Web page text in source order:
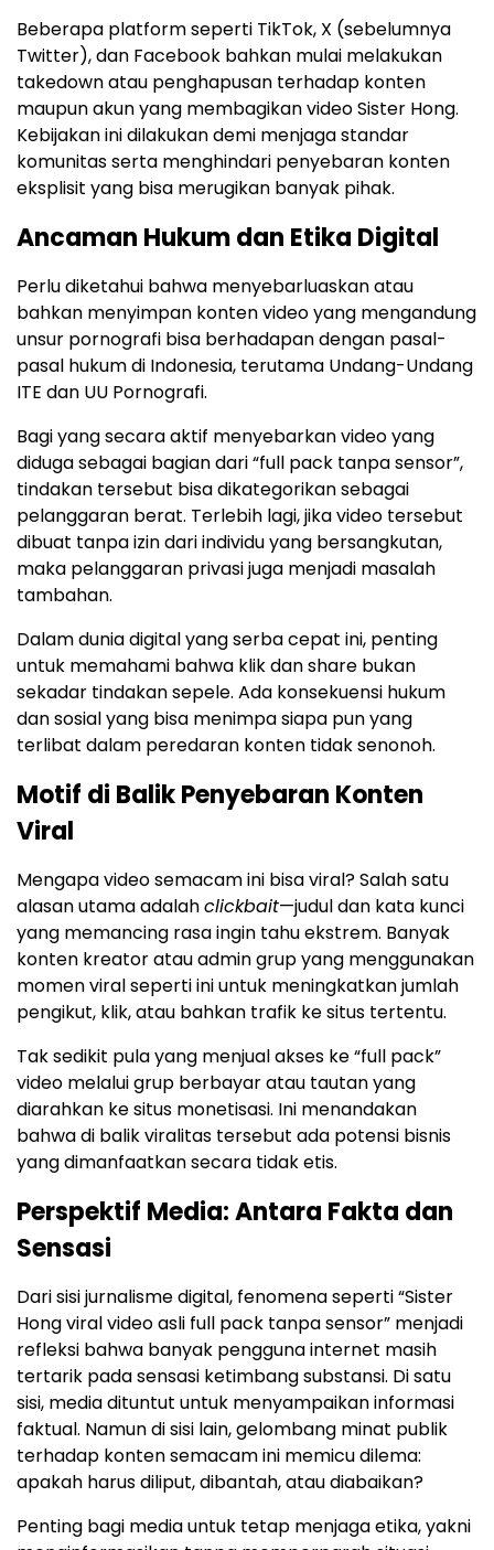
Beberapa platform seperti TikTok, X (sebelumnya
Twitter), dan Facebook bahkan mulai melakukan
takedown atau penghapusan terhadap konten
maupun akun yang membagikan video Sister Hong.
Kebijakan ini dilakukan demi menjaga standar
komunitas serta menghindari penyebaran konten
eksplisit yang bisa merugikan banyak pihak.
Ancaman Hukum dan Etika Digital
Perlu diketahui bahwa menyebarluaskan atau
bahkan menyimpan konten video yang mengandung
unsur pornografi bisa berhadapan dengan pasal-
pasal hukum di Indonesia, terutama Undang-Undang
ITE dan UU Pornografi.
Bagi yang secara aktif menyebarkan video yang
diduga sebagai bagian dari “full pack tanpa sensor”,
tindakan tersebut bisa dikategorikan sebagai
pelanggaran berat. Terlebih lagi, jika video tersebut
dibuat tanpa izin dari individu yang bersangkutan,
maka pelanggaran privasi juga menjadi masalah
tambahan.
Dalam dunia digital yang serba cepat ini, penting
untuk memahami bahwa klik dan share bukan
sekadar tindakan sepele. Ada konsekuensi hukum
dan sosial yang bisa menimpa siapa pun yang
terlibat dalam peredaran konten tidak senonoh.
Motif di Balik Penyebaran Konten
Viral
Mengapa video semacam ini bisa viral? Salah satu
alasan utama adalahclickbait—judul dan kata kunci
yang memancing rasa ingin tahu ekstrem. Banyak
konten kreator atau admin grup yang menggunakan
momen viral seperti ini untuk meningkatkan jumlah
pengikut, klik, atau bahkan trafik ke situs tertentu.
Tak sedikit pula yang menjual akses ke “full pack”
video melalui grup berbayar atau tautan yang
diarahkan ke situs monetisasi. Ini menandakan
bahwa di balik viralitas tersebut ada potensi bisnis
yang dimanfaatkan secara tidak etis.
Perspektif Media: Antara Fakta dan
Sensasi
Dari sisi jurnalisme digital, fenomena seperti “Sister
Hong viral video asli full pack tanpa sensor” menjadi
refleksi bahwa banyak pengguna internet masih
tertarik pada sensasi ketimbang substansi. Di satu
sisi, media dituntut untuk menyampaikan informasi
faktual. Namun di sisi lain, gelombang minat publik
terhadap konten semacam ini memicu dilema:
apakah harus diliput, dibantah, atau diabaikan?
Penting bagi media untuk tetap menjaga etika, yakni